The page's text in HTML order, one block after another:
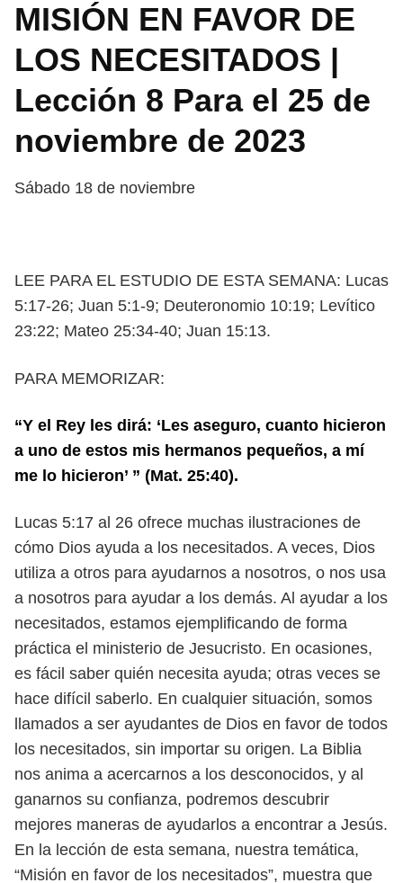
MISIÓN EN FAVOR DE
LOS NECESITADOS |
Lección 8 Para el 25 de
noviembre de 2023
Sábado 18 de noviembre
LEE PARA EL ESTUDIO DE ESTA SEMANA: Lucas
5:17-26; Juan 5:1-9; Deuteronomio 10:19; Levítico
23:22; Mateo 25:34-40; Juan 15:13.
PARA MEMORIZAR:
“Y el Rey les dirá: ‘Les aseguro, cuanto hicieron
a uno de estos mis hermanos pequeños, a mí
me lo hicieron’ ” (Mat. 25:40).
Lucas 5:17 al 26 ofrece muchas ilustraciones de
cómo Dios ayuda a los necesitados. A veces, Dios
utiliza a otros para ayudarnos a nosotros, o nos usa
a nosotros para ayudar a los demás. Al ayudar a los
necesitados, estamos ejemplificando de forma
práctica el ministerio de Jesucristo. En ocasiones,
es fácil saber quién necesita ayuda; otras veces se
hace difícil saberlo. En cual quier situación, somos
llamados a ser ayudantes de Dios en favor de todos
los necesitados, sin importar su origen. La Biblia
nos anima a acercarnos a los desconocidos, y al
ganarnos su confianza, podremos descubrir
mejores maneras de ayudarlos a encontrar a Jesús.
En la lección de esta semana, nuestra temática,
“Misión en favor de los necesitados”, muestra que